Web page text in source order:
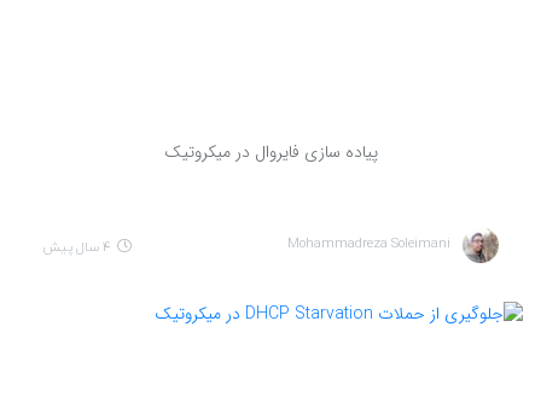
پیاده سازی فایروال در میکروتیک
Mohammadreza Soleimani 4 سال پیش